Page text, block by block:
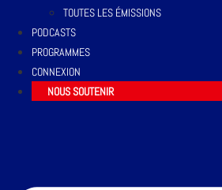
TOUTES LES ÉMISSIONS
PODCASTS
PROGRAMMES
CONNEXION
NOUS SOUTENIR